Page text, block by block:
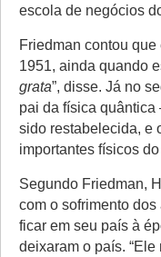
escola de negócios
Friedman contou
1951, ainda quando
grata”, disse. Já no
pai da física
sido restabelecida, e
importantes físicos
Segundo Friedman,
com o sofrimento
ficar em seu país à
deixaram o país.